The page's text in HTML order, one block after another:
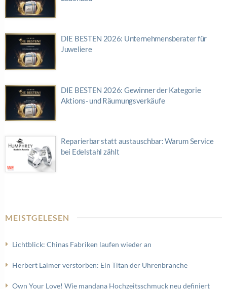
DIE BESTEN 2026: Unternehmensberater für
Juweliere
DIE BESTEN 2026: Gewinner der Kategorie
Aktions- und Räumungsverkäufe
Reparierbar statt austauschbar: Warum Service
bei Edelstahl zählt
MEISTGELESEN
Lichtblick: Chinas Fabriken laufen wieder an
Herbert Laimer verstorben: Ein Titan der Uhrenbranche
Own Your Love! Wie mandana Hochzeitsschmuck neu definiert